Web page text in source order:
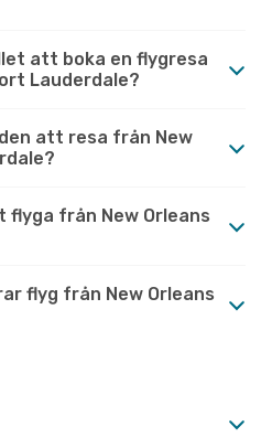
att boka en flygresa
Lauderdale?
att resa från New
från New Orleans
flyg från New Orleans